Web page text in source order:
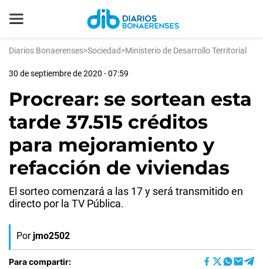
Diarios Bonaerenses>Sociedad>Ministerio de Desarrollo Territorial
30 de septiembre de 2020 - 07:59
Procrear: se sortean esta
tarde 37.515 créditos
para mejoramiento y
refacción de viviendas
El sorteo comenzará a las 17 y será transmitido en
directo por la TV Pública.
Por jmo2502
Para compartir: